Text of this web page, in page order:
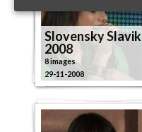
Slovensky Slavik
2008
8 images
29-11-2008